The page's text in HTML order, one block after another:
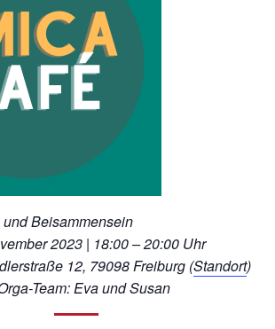
Beisammensein
2023 | 18:00 – 20:00 Uhr
12, 79098 Freiburg (Standort)
Team: Eva und Susan